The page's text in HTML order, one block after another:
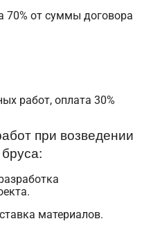
70% от суммы договора
работ, оплата 30%
при возведении
материалов.